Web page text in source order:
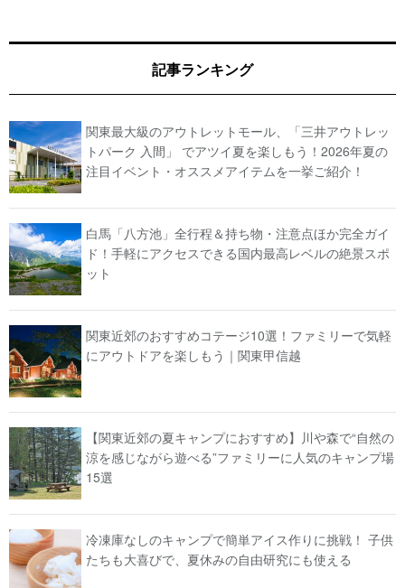
記事ランキング
関東最大級のアウトレットモール、「三井アウトレッ
トパーク 入間」 でアツイ夏を楽しもう！2026年夏の
注目イベント・オススメアイテムを一挙ご紹介！
白馬「八方池」全行程＆持ち物・注意点ほか完全ガイ
ド！手軽にアクセスできる国内最高レベルの絶景スポ
ット
関東近郊のおすすめコテージ10選！ファミリーで気軽
にアウトドアを楽しもう｜関東甲信越
【関東近郊の夏キャンプにおすすめ】川や森で“自然の
涼を感じながら遊べる”ファミリーに人気のキャンプ場
15選
冷凍庫なしのキャンプで簡単アイス作りに挑戦！ 子供
たちも大喜びで、夏休みの自由研究にも使える